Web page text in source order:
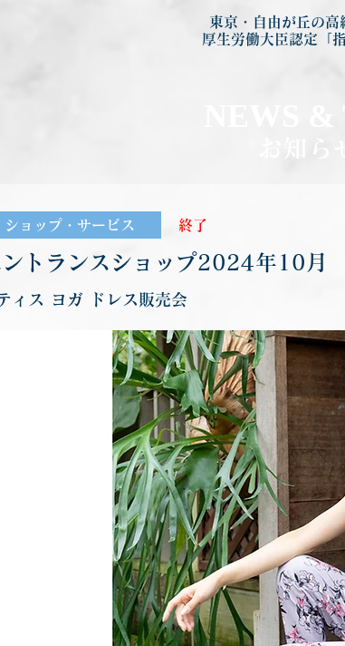
東京・自由が丘の高
厚生労働大臣認定「
NEWS
ショップ・サービス 終了
トランスショップ2024年10月
ィス ヨガ ドレス販売会